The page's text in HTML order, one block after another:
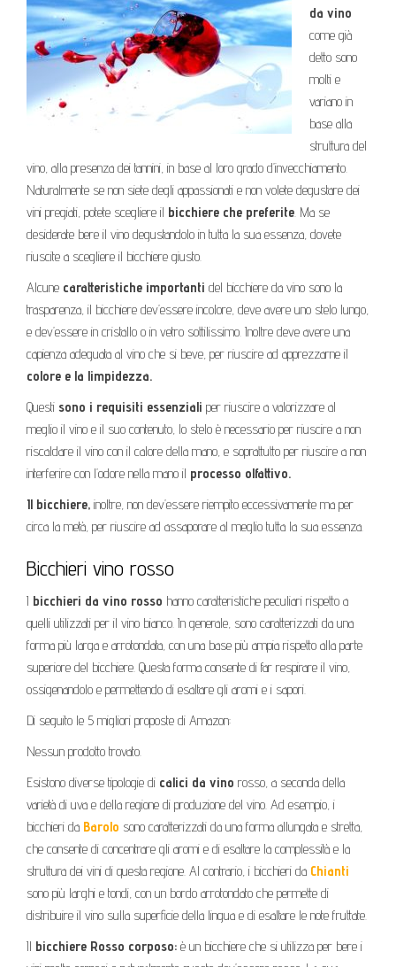
da vino
come già
detto sono
molti e
variano in
base alla
struttura del
vino, alla presenza dei tannini, in base al loro grado d’invecchiamento.
Naturalmente se non siete degli appassionati e non volete degustare dei
vini pregiati, potete scegliere il bicchiere che preferite. Ma se
desiderate bere il vino degustandolo in tutta la sua essenza, dovete
riuscite a scegliere il bicchiere giusto.
Alcune caratteristiche importanti del bicchiere da vino sono la
trasparenza, il bicchiere dev’essere incolore, deve avere uno stelo lungo,
e dev’essere in cristallo o in vetro sottilissimo. Inoltre deve avere una
capienza adeguata al vino che si beve, per riuscire ad apprezzarne il
colore e la limpidezza.
Questi sono i requisiti essenziali per riuscire a valorizzare al
meglio il vino e il suo contenuto, lo stelo è necessario per riuscire a non
riscaldare il vino con il calore della mano, e soprattutto per riuscire a non
interferire con l’odore nella mano il processo olfattivo.
Il bicchiere, inoltre, non dev’essere riempito eccessivamente ma per
circa la metà, per riuscire ad assaporare al meglio tutta la sua essenza.
Bicchieri vino rosso
I bicchieri da vino rosso hanno caratteristiche peculiari rispetto a
quelli utilizzati per il vino bianco. In generale, sono caratterizzati da una
forma più larga e arrotondata, con una base più ampia rispetto alla parte
superiore del bicchiere. Questa forma consente di far respirare il vino,
ossigenandolo e permettendo di esaltare gli aromi e i sapori.
Di seguito le 5 migliori proposte di Amazon:
Nessun prodotto trovato.
Esistono diverse tipologie di calici da vino rosso, a seconda della
varietà di uva e della regione di produzione del vino. Ad esempio, i
bicchieri da Barolo sono caratterizzati da una forma allungata e stretta,
che consente di concentrare gli aromi e di esaltare la complessità e la
struttura dei vini di questa regione. Al contrario, i bicchieri da Chianti
sono più larghi e tondi, con un bordo arrotondato che permette di
distribuire il vino sulla superficie della lingua e di esaltare le note fruttate.
Il bicchiere Rosso corposo: è un bicchiere che si utilizza per bere i